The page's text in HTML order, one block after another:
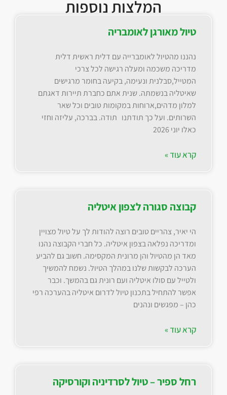
המלצות נוספות
טיול מאורגן לאומבריה
נהננו מהטיול לאומברייה עם דלית ראשית דלית
מדריכה משכמה ומעלה רגישה לכל צרכי
המטייל,סבלנית ונעימה, בקיעה בחומר מרגישים
שאיטליה בנשמתה. שנית אתם כחברת תיירות דאגתם
למלון מדהים,ארוחות במקומות טובים וכל שאר
השרותים. ועל כך תודתנו תודה. בברכה, עליזה וחזי
כאלו יוני 2026
קרא עוד »
קבוצה סגורה לצפון איטליה
הי יאיר, צהריים טובים רוצה להודות לך על טיול מצויין
ומדריכה נפלאה בצפון איטליה. כל חברי הקבוצה נהנו
מאד הן מהטיול והן מרונית המקסימה. חשוב גם להביע
הערכה לבקשות שלנו במהלך הטיול. נשמח להמשיך
ולטייל עם סולו איטליה ועם רונית גם בהמשך. וכבר
אפשר להתחיל בתכנון טיול לדרום איטליה בהערכה רפי
כהן – מפגשים ונהנים
קרא עוד »
רחל ספיר – טיול לסרדיניה וקורסיקה